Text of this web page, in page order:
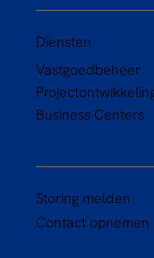
Diensten
Vastgoedbeheer
Business Centers
Storing melden
Contact opnemen